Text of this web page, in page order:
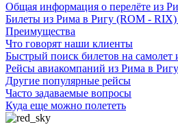
Общая информация о перелёте из
Билеты из Рима в Ригу (ROM -
Преимущества
Что говорят наши клиенты
Быстрый поиск билетов на самолет
Рейсы авиакомпаний из Рима в Ригу
Другие популярные рейсы
Часто задаваемые вопросы
Куда еще можно полететь